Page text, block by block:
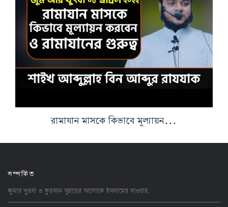
রামাযান মাসকে কিভাবে মূল্যায়ন করবেন ও রামাযানের গুরুত্ব
সম্পর্কিত
জুমার খুতবা ও কুরআন সুন্নাহের আলোকে ইসলামের দাওয়াহ.